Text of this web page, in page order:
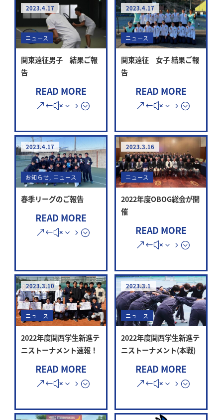
2023.4.17
ニュース
関東遠征男子 結果ご報
告
READ MORE
2023.4.17
ニュース
関東遠征 女子 結果ご報
告
READ MORE
2023.4.17
お知らせ, ニュース
春季リーグのご報告
READ MORE
2023.3.16
ニュース
2022年度OBOG総会が開
催
READ MORE
2023.3.10
ニュース
2022年度関西学生新進テ
ニストーナメント速報！
READ MORE
2023.3.1
ニュース
2022年度関西学生新進テ
ニストーナメント(本戦)
READ MORE